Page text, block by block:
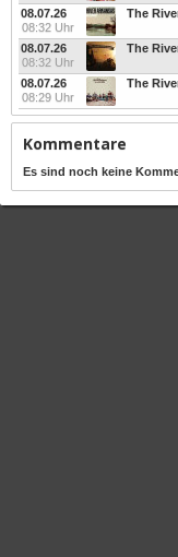
08.07.26
08:32 Uhr
The
08.07.26
08:32 Uhr
The
08.07.26
08:29 Uhr
The
Kommentare
Es sind noch keine